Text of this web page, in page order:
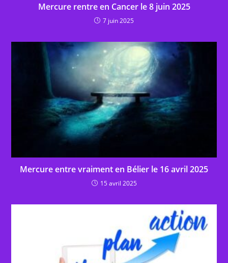
Mercure rentre en Cancer le 8 juin 2025
7 juin 2025
Mercure entre vraiment en Bélier le 16 avril 2025
15 avril 2025